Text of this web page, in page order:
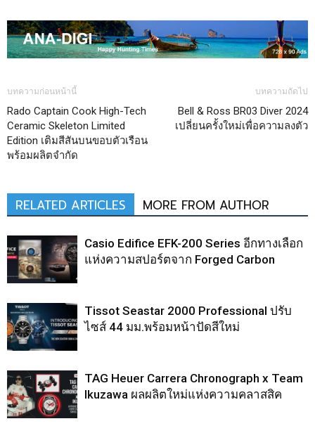
บทความก่อนหน้านี้
Rado Captain Cook High-Tech
Ceramic Skeleton Limited
Edition เติมสีสันบนขอบตัวเรือน
พร้อมผลิตจำกัด
บทความถัดไป
Bell & Ross BR03 Diver 2024
เปลี่ยนครั้งใหม่เพื่อความลงตัว
RELATED ARTICLES MORE FROM AUTHOR
Casio Edifice EFK-200 Series อีกทางเลือก
แห่งความสปอร์ตจาก Forged Carbon
Tissot Seastar 2000 Professional ปรับ
ไซส์ 44 มม.พร้อมหน้าปัดสีใหม่
TAG Heuer Carrera Chronograph x Team
Ikuzawa ผลผลิตใหม่แห่งความคลาสสิค